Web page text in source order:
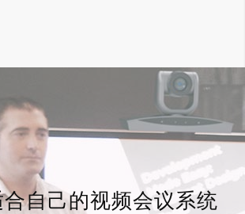
自己的视频会议系统